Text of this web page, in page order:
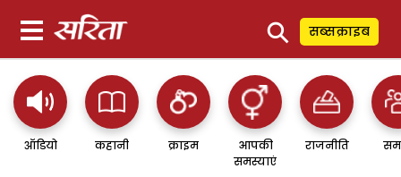
⚲ सब्सक्राइब
ऑडियो कहानी क्राइम
आपकी
समस्याएं
राजनीति